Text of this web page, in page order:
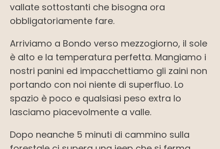
vallate sottostanti che bisogna ora
obbligatoriamente fare.
Arriviamo a Bondo verso mezzogiorno, il sole
è alto e la temperatura perfetta. Mangiamo i
nostri panini ed impacchettiamo gli zaini non
portando con noi niente di superfluo. Lo
spazio è poco e qualsiasi peso extra lo
lasciamo piacevolmente a valle.
Dopo neanche 5 minuti di cammino sulla